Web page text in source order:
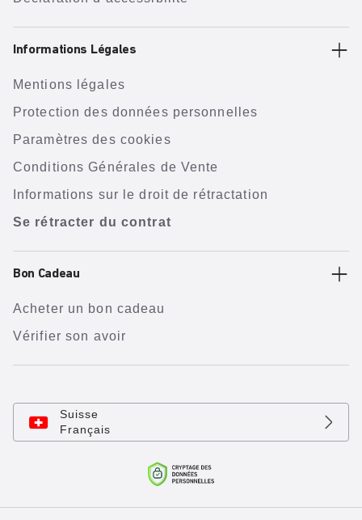
Informations Légales
Mentions légales
Protection des données personnelles
Paramètres des cookies
Conditions Générales de Vente
Informations sur le droit de rétractation
Se rétracter du contrat
Bon Cadeau
Acheter un bon cadeau
Vérifier son avoir
Suisse
Français